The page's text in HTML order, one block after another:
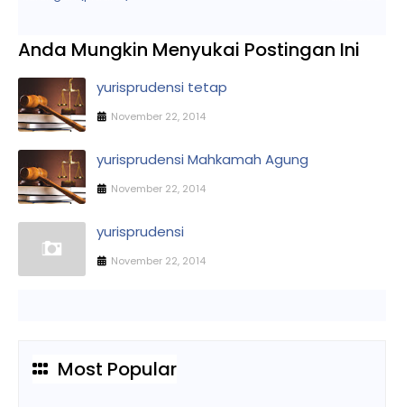
Anda Mungkin Menyukai Postingan Ini
yurisprudensi tetap
November 22, 2014
yurisprudensi Mahkamah Agung
November 22, 2014
yurisprudensi
November 22, 2014
Most Popular